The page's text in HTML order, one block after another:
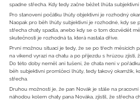
spadne střecha. Kdy tedy začne běžet lhůta
Pro stanovení počátku lhůty objektivní je rozhodný
Naopak pro běh lhůty subjektivní je rozhodné, kdy se
střecha chaty spadla, anebo kdy se o tom dozvědět
skutečností je rozhodná ta, která nastala dříve.
První možnou situací je tedy, že se po třech měsících
na víkend vyrazí na chatu a po příjezdu s hrůzou zjistí,
Do této doby neměl ani tušení, že chata není v
běh subjektivní promlčecí lhůty, tedy takový okamžik,
střecha.
Druhou možností je, že pan Novák je stále na
náhodou kolem chaty pana Nováka, zjistil, že střecha